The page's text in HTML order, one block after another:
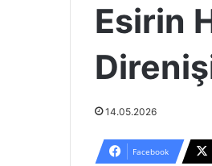
Esirin
14.05.2026
Facebook